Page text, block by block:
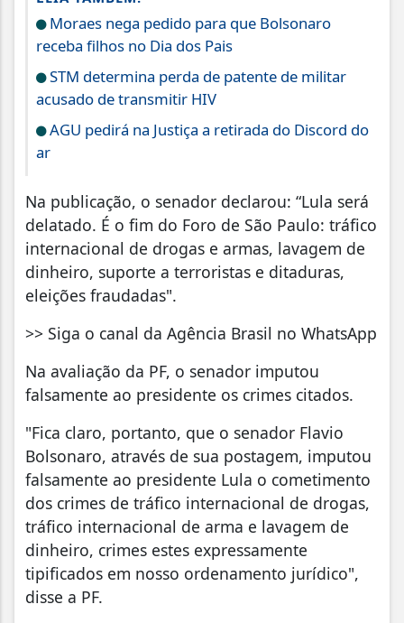
Moraes nega pedido para que Bolsonaro
receba filhos no Dia dos Pais
STM determina perda de patente de militar
acusado de transmitir HIV
AGU pedirá na Justiça a retirada do Discord do
ar
Na publicação, o senador declarou: “Lula será
delatado. É o fim do Foro de São Paulo: tráfico
internacional de drogas e armas, lavagem de
dinheiro, suporte a terroristas e ditaduras,
eleições fraudadas".
>> Siga o canal da Agência Brasil no WhatsApp
Na avaliação da PF, o senador imputou
falsamente ao presidente os crimes citados.
"Fica claro, portanto, que o senador Flavio
Bolsonaro, através de sua postagem, imputou
falsamente ao presidente Lula o cometimento
dos crimes de tráfico internacional de drogas,
tráfico internacional de arma e lavagem de
dinheiro, crimes estes expressamente
tipificados em nosso ordenamento jurídico",
disse a PF.